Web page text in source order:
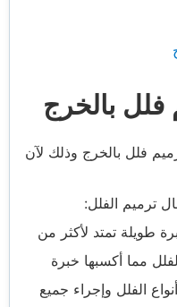
بالخرج
فلل بالخرج وذلك لآن
ترميم الفلل:
طويلة تمتد لأكثر من
مما أكسبها خبرة
الفلل وإجراء جميع